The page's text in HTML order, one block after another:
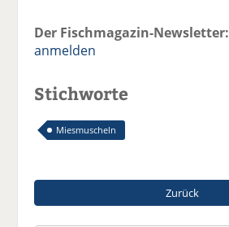
Der Fischmagazin-Newsletter:
anmelden
Stichworte
Miesmuscheln
Zurück